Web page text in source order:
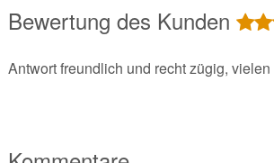
Bewertung des Kunden
Antwort freundlich und recht zügig, vielen